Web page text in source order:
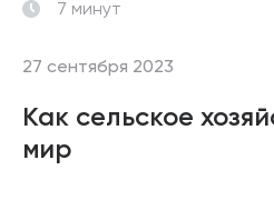
27 сентября 2023
7 минут
Как сельское
мир